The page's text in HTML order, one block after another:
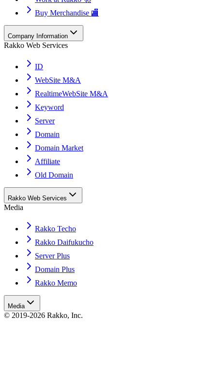
Buy Merchandise 🏬
Company Information
Rakko Web Services
ID
WebSite M&A
RealtimeWebSite M&A
Keyword
Server
Domain
Domain Market
Affiliate
Old Domain
Rakko Web Services
Media
Rakko Techo
Rakko Daifukucho
Server Plus
Domain Plus
Rakko Memo
Media
© 2019-2026 Rakko, Inc.